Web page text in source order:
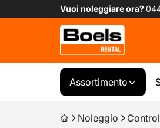
Vuoi noleggiare ora?
Assortimento
Noleggio